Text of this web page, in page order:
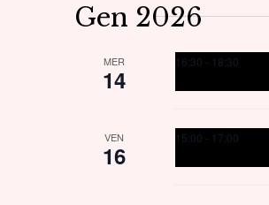
Navigazione
Parola
Gen 2026
MER
14
16:30 - 18:30
VEN
16
15:00 - 17:00